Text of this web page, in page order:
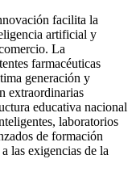
facilita la
artificial y
La
farmacéuticas
generación y
extraordinarias
educativa nacional
laboratorios
de formación
las exigencias de la